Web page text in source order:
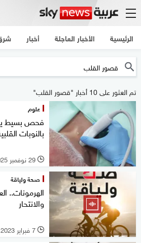
الرئيسية الأخبار العاجلة أخبار
تم العثور على 10 أخبار "قصور القلب"
علوم
فحص بسيط
بالنوبات
l 29 نوفمبر 2025
صحة ولياقة
الهرمونات..
والانتحار
l 7 فبراير 2023